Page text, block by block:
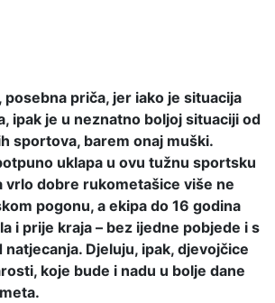
posebna priča, jer iako je situacija
ipak je u neznatno boljoj situaciji od
sportova, barem onaj muški.
uklapa u ovu tužnu sportsku
vrlo dobre rukometašice više ne
pogonu, a ekipa do 16 godina
i prije kraja – bez ijedne pobjede i s
Djeluju, ipak, djevojčice
koje bude i nadu u bolje dane